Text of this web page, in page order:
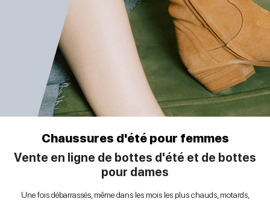
CHAUSSURES
D'HIVER
FEMMES
CHAUSSURES
HOMME
Sandales à talonsChaussures à talons
Chaussures basses
arrière
Chaussures basses
en
arrière
Chaussures d'été pour femmes
Vente en ligne de bottes d'été et de bottes
pour dames
Une fois débarrassés, même dans les mois les plus chauds, motards,
bottines
amphibiens
danseurs
Motard
Sacs
femmes
Décolleté